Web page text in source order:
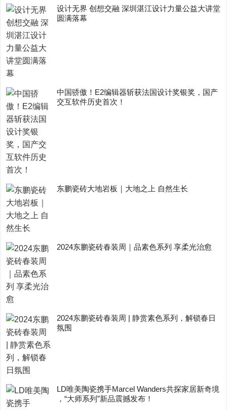
设计无界 创想交融 深圳湛江设计力量公益大讲堂
圆满落幕
中国骄傲！E2编辑器斩获法国设计奖银奖，国产
交互软件历史首次！
东鹏瓷砖大地岩板｜大地之上 自然生长
2024东鹏瓷砖春装周｜品素色系列 享柔光治愈
2024东鹏瓷砖春装周 | 静赏素色系列，解锁春日
氛围
LD唯美陶瓷携手Marcel Wanders共探家居新奇境
，“大师系列”新品震撼发布！